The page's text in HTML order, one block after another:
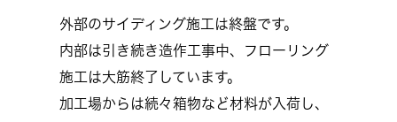
外部のサイディング施工は終盤です。
内部は引き続き造作工事中、フローリング
施工は大筋終了しています。
加工場からは続々箱物など材料が入荷し、